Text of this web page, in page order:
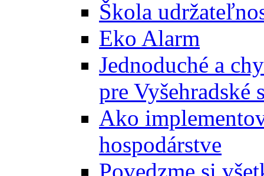
Škola
Eko Alarm
Jednoduché a
pre Vyšehradské
Ako
hospodárstve
Povedzme si